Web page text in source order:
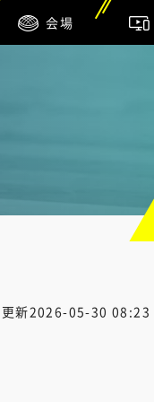
会場
新2026-05-30 08:23